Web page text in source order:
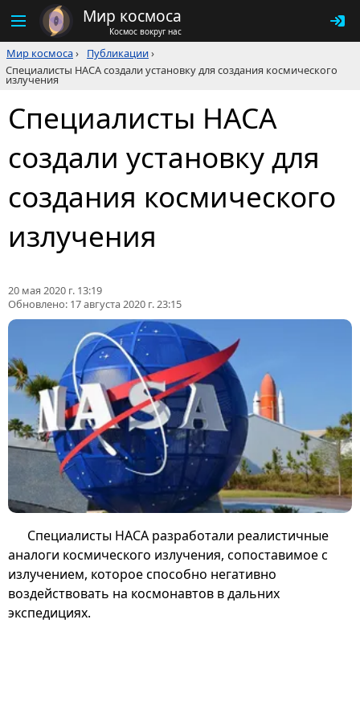
Мир космоса
Космос вокруг нас
Мир космоса› Публикации›
Специалисты НАСА создали установку для создания космического
излучения
Специалисты НАСА
создали установку для
создания космического
излучения
20 мая 2020 г. 13:19
Обновлено: 17 августа 2020 г. 23:15
Специалисты НАСА разработали реалистичные
аналоги космического излучения, сопоставимое с
излучением, которое способно негативно
воздействовать на космонавтов в дальних
экспедициях.